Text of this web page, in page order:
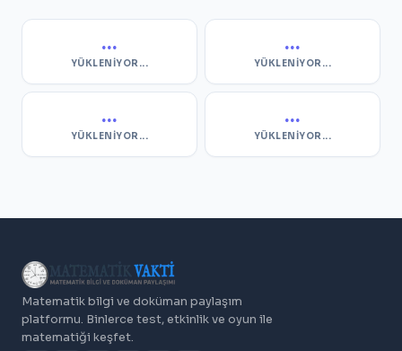
...
YÜKLENIYOR...
...
YÜKLENIYOR...
...
YÜKLENIYOR...
...
YÜKLENIYOR...
Matematik bilgi ve doküman paylaşım
platformu. Binlerce test, etkinlik ve oyun ile
matematiği keşfet.